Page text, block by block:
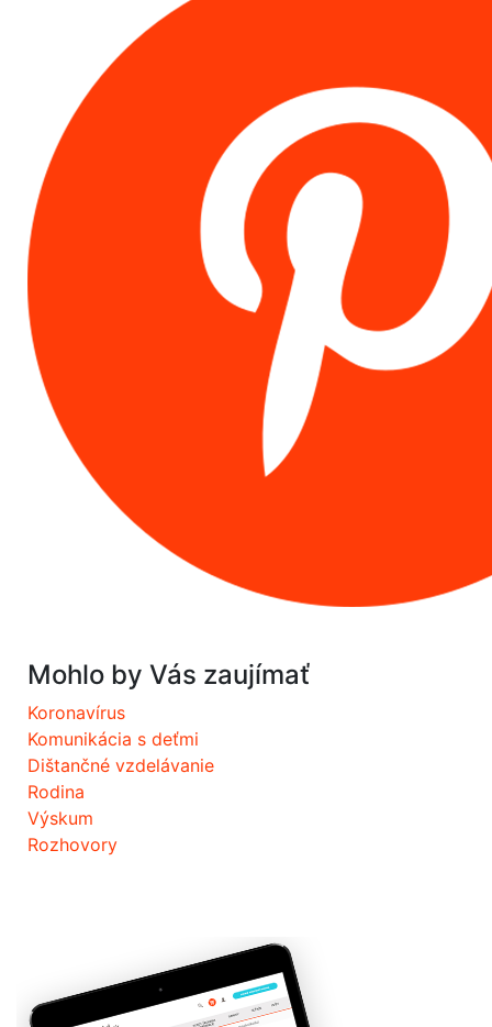
Mohlo by Vás zaujímať
Koronavírus
Komunikácia s deťmi
Dištančné vzdelávanie
Rodina
Výskum
Rozhovory